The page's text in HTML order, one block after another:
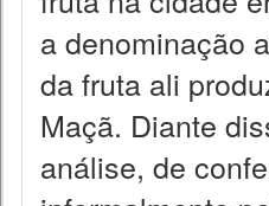
a denominação
da fruta ali
Maçã. Diante
análise, de